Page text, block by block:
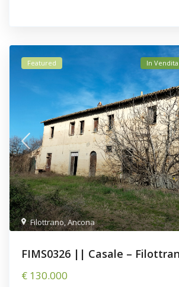
Filottrano,Ancona
Featured In Vendita
FIMS0326 || Casale –
€ 130.000